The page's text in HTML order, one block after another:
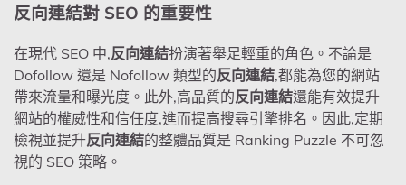
反向連結對 SEO 的重要性
在現代 SEO 中,反向連結扮演著舉足輕重的角色。不論是
Dofollow 還是 Nofollow 類型的反向連結,都能為您的網站
帶來流量和曝光度。此外,高品質的反向連結還能有效提升
網站的權威性和信任度,進而提高搜尋引擎排名。因此,定期
檢視並提升反向連結的整體品質是 Ranking Puzzle 不可忽
視的 SEO 策略。